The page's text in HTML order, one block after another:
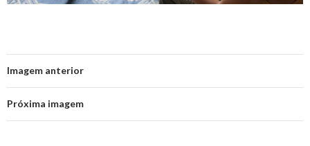
Imagem anterior
Próxima imagem